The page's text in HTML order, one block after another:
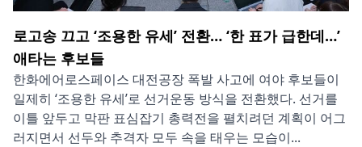
로고송 끄고 ‘조용한 유세’ 전환… ‘한 표가 급한데…’
애타는 후보들
한화에어로스페이스 대전공장 폭발 사고에 여야 후보들이
일제히 ‘조용한 유세’로 선거운동 방식을 전환했다. 선거를
이틀 앞두고 막판 표심잡기 총력전을 펼치려던 계획이 어그
러지면서 선두와 추격자 모두 속을 태우는 모습이...